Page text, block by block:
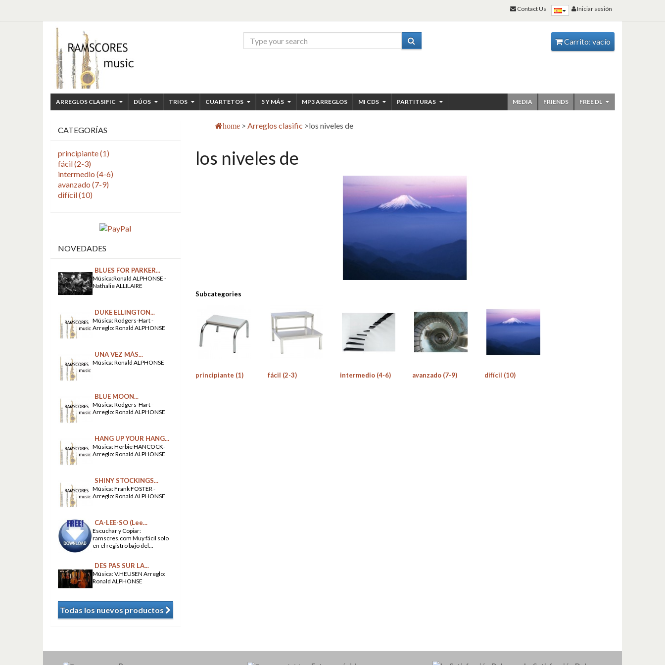
Carrito: vacío
ARREGLOS CLASIFIC DÚOS TRIOS CUARTETOS 5 Y MÁS MP3 ARREGLOS MI CDS PARTITURAS FREE DL
FRIENDS
MEDIA
home > Arreglos clasific >los niveles de
los niveles de
Subcategories
principiante (1) fácil (2-3) intermedio (4-6) avanzado (7-9) difícil (10)
CATEGORÍAS
principiante (1)
fácil (2-3)
intermedio (4-6)
avanzado (7-9)
difícil (10)
NOVEDADES
BLUES FOR PARKER...
Música:Ronald ALPHONSE -
Nathalie ALLILAIRE
DUKE ELLINGTON...
Música: Rodgers-Hart -
Arreglo: Ronald ALPHONSE
UNA VEZ MÁS...
Música: Ronald ALPHONSE
BLUE MOON...
Música: Rodgers-Hart -
Arreglo: Ronald ALPHONSE
HANG UP YOUR HANG...
Música: Herbie HANCOCK-
Arreglo: Ronald ALPHONSE
SHINY STOCKINGS...
Música: Frank FOSTER -
Arreglo: Ronald ALPHONSE
CA-LEE-SO (Lee...
Escuchar y Copiar:
ramscres.com Muy fácil solo
en el registro bajo del...
DES PAS SUR LA...
Música: V.HEUSEN Arreglo:
Ronald ALPHONSE
Todas los nuevos productos
Iniciar sesión
Contact Us